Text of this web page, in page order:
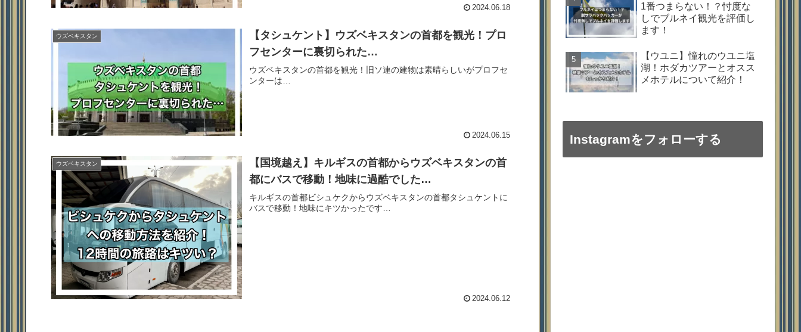
2024.06.18
ウズベキスタン
【タシュケント】ウズベキスタンの首都を観光！プロ
フセンターに裏切られた…
ウズベキスタンの首都を観光！旧ソ連の建物は素晴らしいがプロフセ
ンターは…
2024.06.15
ウズベキスタン
【国境越え】キルギスの首都からウズベキスタンの首
都にバスで移動！地味に過酷でした…
キルギスの首都ビシュケクからウズベキスタンの首都タシュケントに
バスで移動！地味にキツかったです…
2024.06.12
1番つまらない！？忖度な
しでブルネイ観光を評価し
ます！
【ウユニ】憧れのウユニ塩
湖！ホダカツアーとオスス
メホテルについて紹介！
Instagramをフォローする